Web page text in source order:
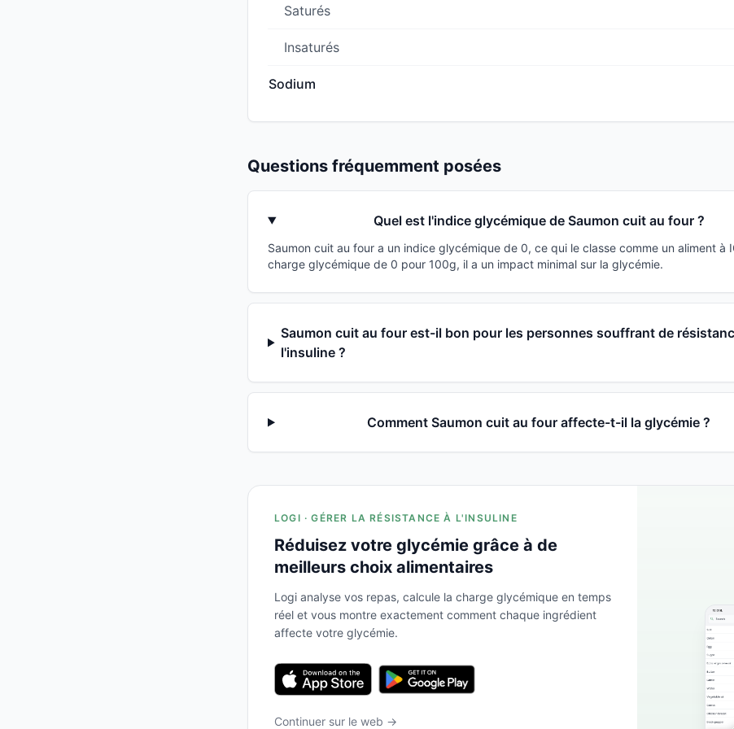
Saturés
Insaturés
Sodium
Questions fréquemment posées
Quel est l'indice glycémique de Saumon cuit au four ?
Saumon cuit au four a un indice glycémique de 0, ce qui le classe comme un aliment à
charge glycémique de 0 pour 100g, il a un impact minimal sur la glycémie.
Saumon cuit au four est-il bon pour les personnes souffrant de
l'insuline ?
Comment Saumon cuit au four affecte-t-il la glycémie ?
LOGI · GÉRER LA RÉSISTANCE À L'INSULINE
Réduisez votre glycémie grâce à de
meilleurs choix alimentaires
Logi analyse vos repas, calcule la charge glycémique en temps
réel et vous montre exactement comment chaque ingrédient
affecte votre glycémie.
Continuer sur le web →